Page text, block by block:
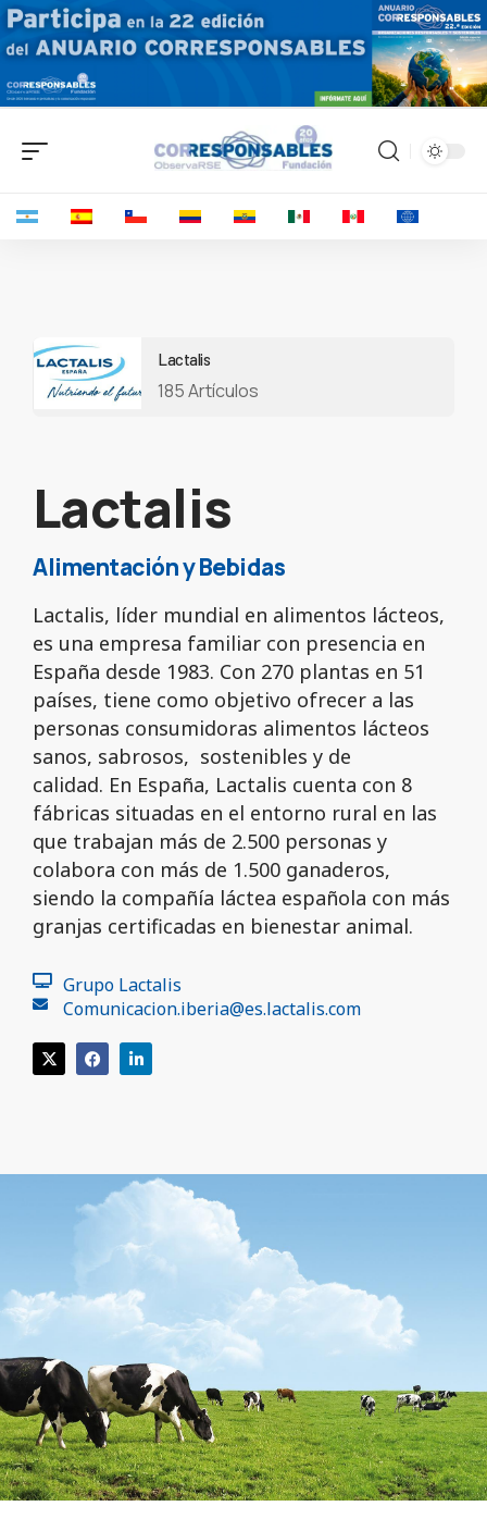
Lactalis
185 Artículos
Lactalis
Alimentación y Bebidas
Lactalis, líder mundial en alimentos lácteos,
es una empresa familiar con presencia en
España desde 1983. Con 270 plantas en 51
países, tiene como objetivo ofrecer a las
personas consumidoras alimentos lácteos
sanos, sabrosos, sostenibles y de
calidad. En España, Lactalis cuenta con 8
fábricas situadas en el entorno rural en las
que trabajan más de 2.500 personas y
colabora con más de 1.500 ganaderos,
siendo la compañía láctea española con más
granjas certificadas en bienestar animal.
Grupo Lactalis
Comunicacion.iberia@es.lactalis.com